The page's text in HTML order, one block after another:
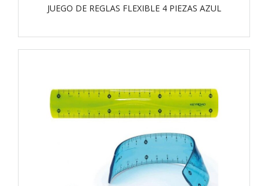
JUEGO DE REGLAS FLEXIBLE 4 PIEZAS AZUL